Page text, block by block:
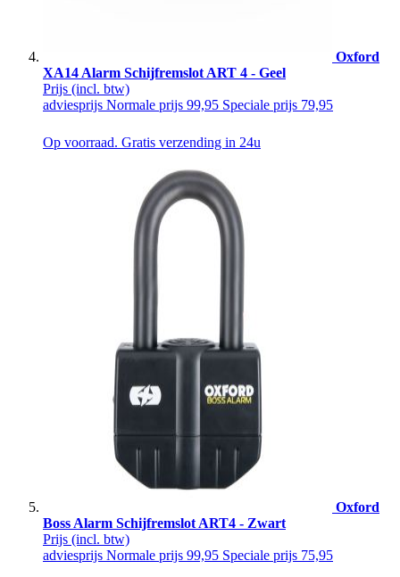
Oxford
XA14 Alarm Schijfremslot ART 4 - Geel
Prijs (incl. btw)
adviesprijs Normale prijs 99,95 Speciale prijs 79,95
Op voorraad. Gratis verzending in 24u
Oxford
Boss Alarm Schijfremslot ART4 - Zwart
Prijs (incl. btw)
adviesprijs Normale prijs 99,95 Speciale prijs 75,95